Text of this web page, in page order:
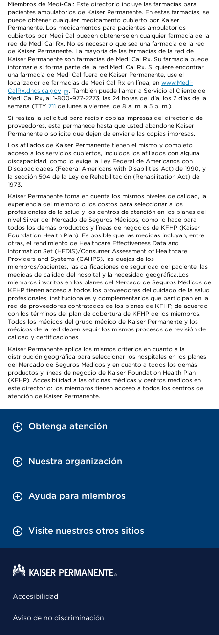
Miembros de Medi-Cal: Este directorio incluye las farmacias para
pacientes ambulatorios de Kaiser Permanente. En estas farmacias, se
puede obtener cualquier medicamento cubierto por Kaiser
Permanente. Los medicamentos para pacientes ambulatorios
cubiertos por Medi Cal pueden obtenerse en cualquier farmacia de la
red de Medi Cal Rx. No es necesario que sea una farmacia de la red
de Kaiser Permanente. La mayoría de las farmacias de la red de
Kaiser Permanente son farmacias de Medi Cal Rx. Su farmacia puede
informarle si forma parte de la red Medi Cal Rx. Si quiere encontrar
una farmacia de Medi Cal fuera de Kaiser Permanente, use el
localizador de farmacias de Medi Cal Rx en línea, en www.Medi-
CalRx.dhcs.ca.gov
. También puede llamar a Servicio al Cliente de
Medi Cal Rx, al 1-800-977-2273, las 24 horas del día, los 7 días de la
semana (TTY 711 de lunes a viernes, de 8 a. m. a 5 p. m.).
Si realiza la solicitud para recibir copias impresas del directorio de
proveedores, esta permanece hasta que usted abandone Kaiser
Permanente o solicite que dejen de enviarle las copias impresas.
Los afiliados de Kaiser Permanente tienen el mismo y completo
acceso a los servicios cubiertos, incluidos los afiliados con alguna
discapacidad, como lo exige la Ley Federal de Americanos con
Discapacidades (Federal Americans with Disabilities Act) de 1990, y
la sección 504 de la Ley de Rehabilitación (Rehabilitation Act) de
1973.
Kaiser Permanente toma en cuenta los mismos niveles de calidad, la
experiencia del miembro o los costos para seleccionar a los
profesionales de la salud y los centros de atención en los planes del
nivel Silver del Mercado de Seguros Médicos, como lo hace para
todos los demás productos y líneas de negocios de KFHP (Kaiser
Foundation Health Plan). Es posible que las medidas incluyan, entre
otras, el rendimiento de Healthcare Effectiveness Data and
Information Set (HEDIS)/Consumer Assessment of Healthcare
Providers and Systems (CAHPS), las quejas de los
miembros/pacientes, las calificaciones de seguridad del paciente, las
medidas de calidad del hospital y la necesidad geográfica.Los
miembros inscritos en los planes del Mercado de Seguros Médicos de
KFHP tienen acceso a todos los proveedores del cuidado de la salud
profesionales, institucionales y complementarios que participan en la
red de proveedores contratados de los planes de KFHP, de acuerdo
con los términos del plan de cobertura de KFHP de los miembros.
Todos los médicos del grupo médico de Kaiser Permanente y los
médicos de la red deben seguir los mismos procesos de revisión de
calidad y certificaciones.
Kaiser Permanente aplica los mismos criterios en cuanto a la
distribución geográfica para seleccionar los hospitales en los planes
del Mercado de Seguros Médicos y en cuanto a todos los demás
productos y líneas de negocio de Kaiser Foundation Health Plan
(KFHP). Accesibilidad a las oficinas médicas y centros médicos en
este directorio: los miembros tienen acceso a todos los centros de
atención de Kaiser Permanente.
Obtenga atención
Nuestra organización
Ayuda para miembros
Visite nuestros otros sitios
Accesibilidad
Aviso de no discriminación